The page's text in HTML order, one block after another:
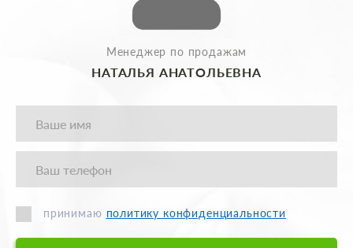
Менеджер по продажам
НАТАЛЬЯ АНАТОЛЬЕВНА
принимаю политику конфиденциальности